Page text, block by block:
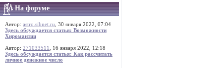
На форуме
Автор: astro.sibnet.ru , 30 января 2022, 07:04
Здесь обсуждается статья: Возможности
Хиромантии
Автор: 271033511
, 16 января 2022, 12:18
Здесь обсуждается статья: Как рассчитать
личное денежное число